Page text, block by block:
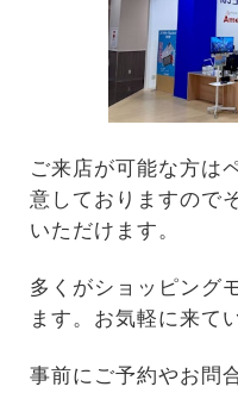
ご来店が可能な方は
意しておりますので
いただけます。
多くがショッピング
ます。お気軽に来て
事前にご予約やお問